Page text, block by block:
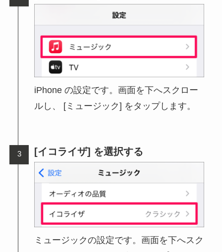
iPhone の設定です。画面を下へスクロー
ルし、 [ミュージック] をタップします。
[イコライザ] を選択する
ミュージックの設定です。画面を下へスク